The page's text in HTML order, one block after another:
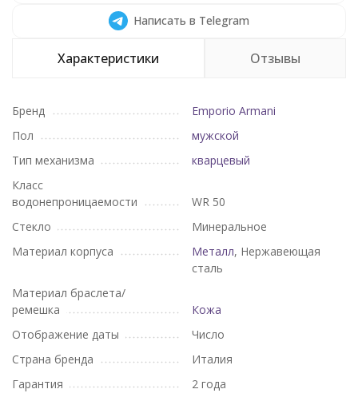
Написать в Telegram
Характеристики Отзывы
Бренд
Emporio Armani
Пол
мужской
Тип механизма
кварцевый
Класс
водонепроницаемости
WR 50
Стекло
Минеральное
Материал корпуса
Металл, Нержавеющая
сталь
Материал браслета/
ремешка
Кожа
Отображение даты
Число
Страна бренда
Италия
Гарантия
2 года